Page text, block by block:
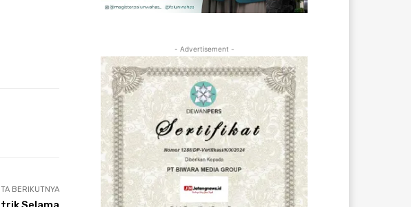
BERIKUTNYA
- Advertisement -